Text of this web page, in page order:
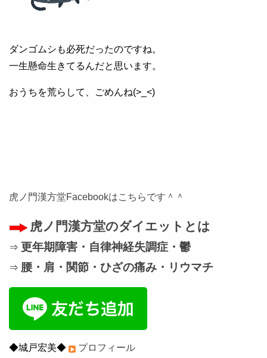
ダンゴムシも必死だったのですね。
一生懸命生きてるんだと思います。
おうちを荒らして、ごめんね(>_<)
虎ノ門漢方堂Facebookはこちらです＾＾
虎ノ門漢方堂のダイエットとは
⇒ 更年期障害・自律神経失調症・鬱
⇒ 腰・肩・関節・ひざの痛み・リウマチ
◆城戸宏美◆
プロフィール